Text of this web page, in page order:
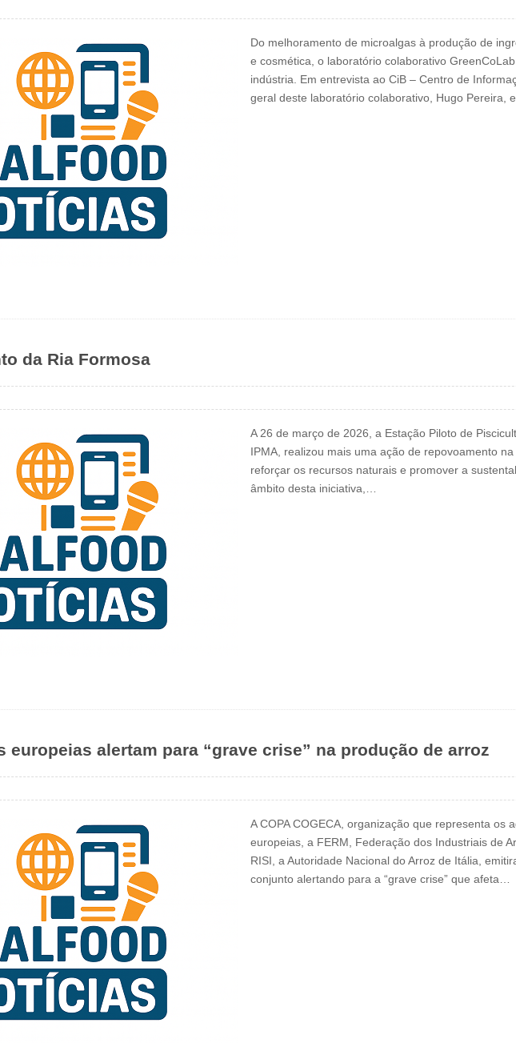
Do melhoramento de microalgas à produção de
e cosmética, o laboratório colaborativo
indústria. Em entrevista ao CiB – Centro de
geral deste laboratório colaborativo, Hugo Pereira,
da Ria Formosa
A 26 de março de 2026, a Estação Piloto de
IPMA, realizou mais uma ação de repovoamento
reforçar os recursos naturais e promover a
âmbito desta iniciativa,…
europeias alertam para “grave crise” na produção de arroz
A COPA COGECA, organização que representa os
europeias, a FERM, Federação dos Industriais de
RISI, a Autoridade Nacional do Arroz de Itália,
conjunto alertando para a “grave crise” que afeta…